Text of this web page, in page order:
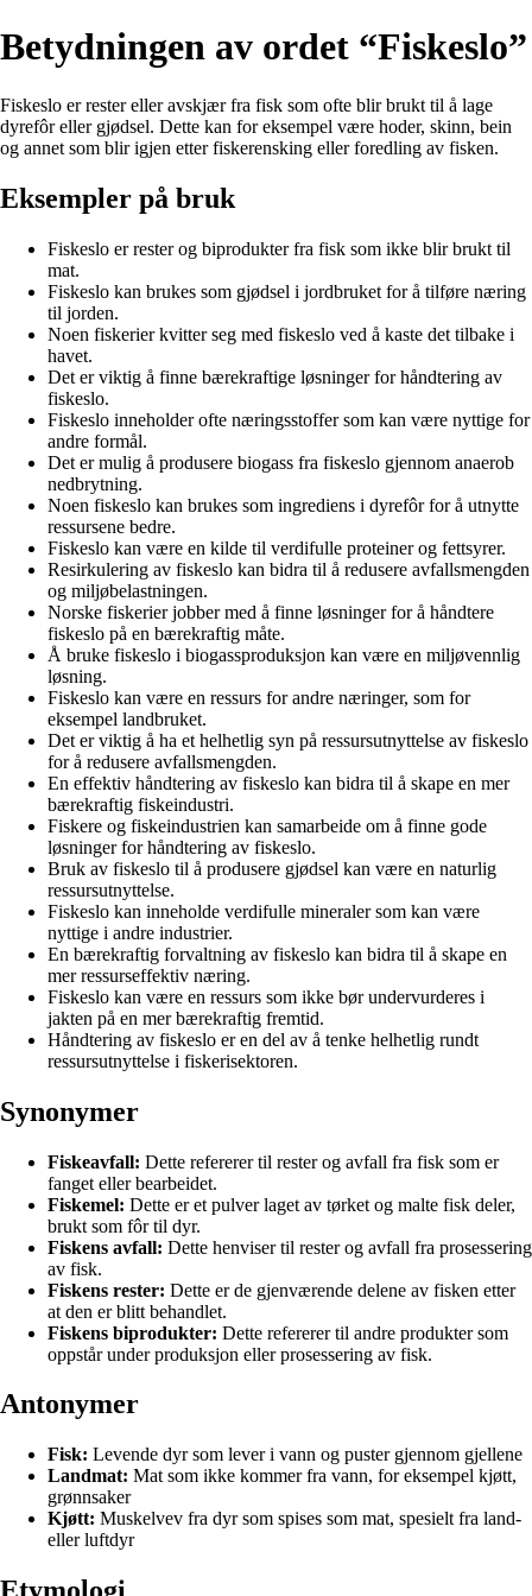
Betydningen av ordet “Fiskeslo”
Fiskeslo er rester eller avskjær fra fisk som ofte blir brukt til å lage
dyrefôr eller gjødsel. Dette kan for eksempel være hoder, skinn, bein
og annet som blir igjen etter fiskerensking eller foredling av fisken.
Eksempler på bruk
Fiskeslo er rester og biprodukter fra fisk som ikke blir brukt til
mat.
Fiskeslo kan brukes som gjødsel i jordbruket for å tilføre næring
til jorden.
Noen fiskerier kvitter seg med fiskeslo ved å kaste det tilbake i
havet.
Det er viktig å finne bærekraftige løsninger for håndtering av
fiskeslo.
Fiskeslo inneholder ofte næringsstoffer som kan være nyttige for
andre formål.
Det er mulig å produsere biogass fra fiskeslo gjennom anaerob
nedbrytning.
Noen fiskeslo kan brukes som ingrediens i dyrefôr for å utnytte
ressursene bedre.
Fiskeslo kan være en kilde til verdifulle proteiner og fettsyrer.
Resirkulering av fiskeslo kan bidra til å redusere avfallsmengden
og miljøbelastningen.
Norske fiskerier jobber med å finne løsninger for å håndtere
fiskeslo på en bærekraftig måte.
Å bruke fiskeslo i biogassproduksjon kan være en miljøvennlig
løsning.
Fiskeslo kan være en ressurs for andre næringer, som for
eksempel landbruket.
Det er viktig å ha et helhetlig syn på ressursutnyttelse av fiskeslo
for å redusere avfallsmengden.
En effektiv håndtering av fiskeslo kan bidra til å skape en mer
bærekraftig fiskeindustri.
Fiskere og fiskeindustrien kan samarbeide om å finne gode
løsninger for håndtering av fiskeslo.
Bruk av fiskeslo til å produsere gjødsel kan være en naturlig
ressursutnyttelse.
Fiskeslo kan inneholde verdifulle mineraler som kan være
nyttige i andre industrier.
En bærekraftig forvaltning av fiskeslo kan bidra til å skape en
mer ressurseffektiv næring.
Fiskeslo kan være en ressurs som ikke bør undervurderes i
jakten på en mer bærekraftig fremtid.
Håndtering av fiskeslo er en del av å tenke helhetlig rundt
ressursutnyttelse i fiskerisektoren.
Synonymer
Fiskeavfall: Dette refererer til rester og avfall fra fisk som er
fanget eller bearbeidet.
Fiskemel: Dette er et pulver laget av tørket og malte fisk deler,
brukt som fôr til dyr.
Fiskens avfall: Dette henviser til rester og avfall fra prosessering
av fisk.
Fiskens rester: Dette er de gjenværende delene av fisken etter
at den er blitt behandlet.
Fiskens biprodukter: Dette refererer til andre produkter som
oppstår under produksjon eller prosessering av fisk.
Antonymer
Fisk: Levende dyr som lever i vann og puster gjennom gjellene
Landmat: Mat som ikke kommer fra vann, for eksempel kjøtt,
grønnsaker
Kjøtt: Muskelvev fra dyr som spises som mat, spesielt fra land-
eller luftdyr